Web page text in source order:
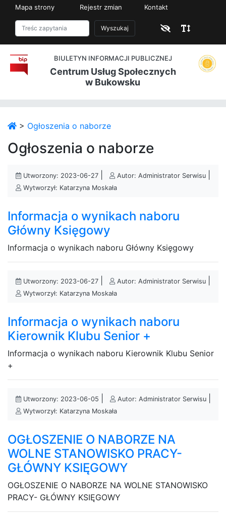
Mapa strony Rejestr zmian Kontakt
Wyszukaj
BIULETYN INFORMACJI PUBLICZNEJ
Centrum Usług Społecznych
w Bukowsku
> Ogłoszenia o naborze
Ogłoszenia o naborze
Utworzony: 2023-06-27 Autor: Administrator Serwisu
Wytworzył: Katarzyna Moskała
Informacja o wynikach naboru
Główny Księgowy
Informacja o wynikach naboru Główny Księgowy
Utworzony: 2023-06-27 Autor: Administrator Serwisu
Wytworzył: Katarzyna Moskała
Informacja o wynikach naboru
Kierownik Klubu Senior +
Informacja o wynikach naboru Kierownik Klubu Senior
+
Utworzony: 2023-06-05 Autor: Administrator Serwisu
Wytworzył: Katarzyna Moskała
OGŁOSZENIE O NABORZE NA
WOLNE STANOWISKO PRACY-
GŁÓWNY KSIĘGOWY
OGŁOSZENIE O NABORZE NA WOLNE STANOWISKO
PRACY- GŁÓWNY KSIĘGOWY